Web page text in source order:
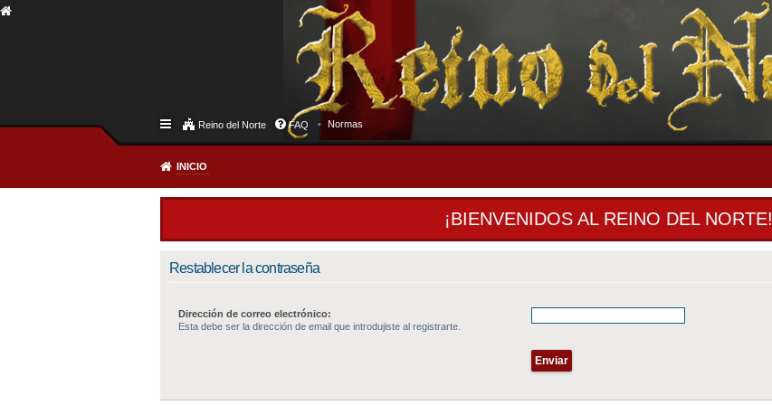
Reino del Norte FAQ Normas
INICIO
¡BIENVENIDOS AL REINO DEL NORTE!
Restablecer la contraseña
Dirección de correo electrónico:
Esta debe ser la dirección de email que introdujiste al registrarte.